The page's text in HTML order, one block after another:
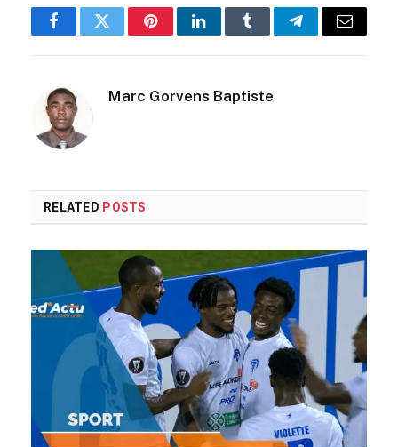
FacebookTwitterPinterestLinkedInTumblrTelegramEmail
Marc Gorvens Baptiste
RELATED POSTS